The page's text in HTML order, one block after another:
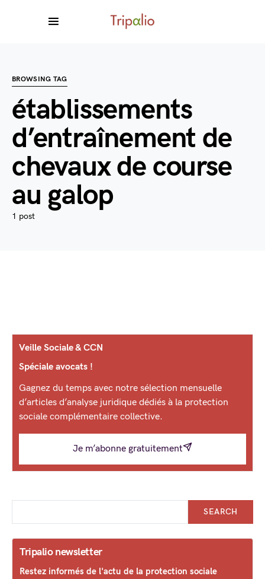
BROWSING TAG
établissements
d’entraînement de
chevaux de course
au galop
1 post
Veille Sociale & CCN
Spéciale avocats !
Gagnez du temps avec notre sélection mensuelle
d’articles d’analyse juridique dédiés à la protection
sociale complémentaire collective.
Je m’abonne gratuitement
SEARCH
Tripalio newsletter
Restez informés de l'actu de la protection sociale